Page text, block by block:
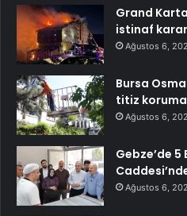
Grand
istinaf
Ağustos 6,
Bursa
titiz koruma
Ağustos 6,
Gebze’de 5
Ağustos 6,